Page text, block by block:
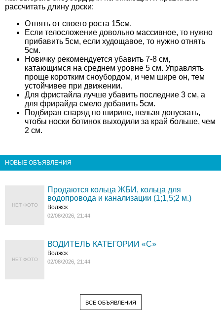
рассчитать длину доски:
Отнять от своего роста 15см.
Если телосложение довольно массивное, то нужно
прибавить 5см, если худощавое, то нужно отнять
5см.
Новичку рекомендуется убавить 7-8 см,
катающимся на среднем уровне 5 см. Управлять
проще коротким сноубордом, и чем шире он, тем
устойчивее при движении.
Для фристайла лучше убавить последние 3 см, а
для фрирайда смело добавить 5см.
Подбирая снаряд по ширине, нельзя допускать,
чтобы носки ботинок выходили за край больше, чем
2 см.
НОВЫЕ ОБЪЯВЛЕНИЯ
НЕТ ФОТО
Продаются кольца ЖБИ, кольца для
водопровода и канализации (1;1,5;2 м.)
Волжск
02/08/2026, 21:44
НЕТ ФОТО
ВОДИТЕЛЬ КАТЕГОРИИ «C»
Волжск
02/08/2026, 21:44
ВСЕ ОБЪЯВЛЕНИЯ